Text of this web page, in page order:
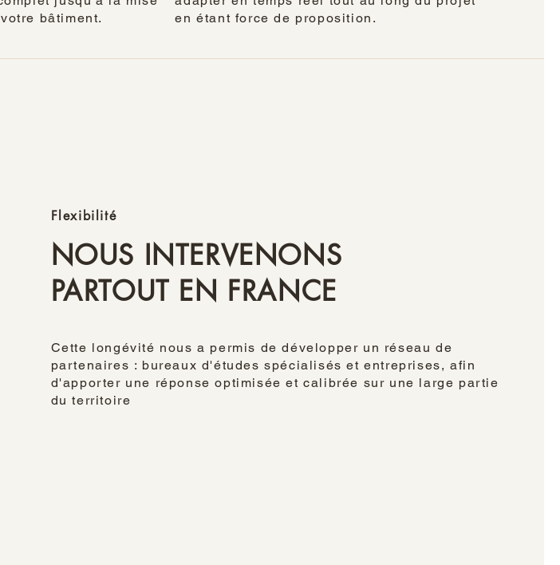
Cette longévité nous a permis de développer un réseau de
partenaires : bureaux d'études spécialisés et entreprises, afin
d'apporter une réponse optimisée et calibrée sur une large partie
du territoire
Flexibilité
NOUS INTERVENONS
PARTOUT EN FRANCE
bâtiment.
en étant force de proposition.